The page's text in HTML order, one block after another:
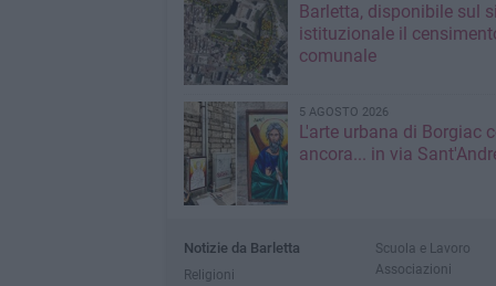
Barletta, disponibile sul
istituzionale il
comunale
5 AGOSTO 2026
L'arte urbana di Borgiac
ancora... in via
Notizie da Barletta
Religioni
Scuola e Lavoro
Associazioni